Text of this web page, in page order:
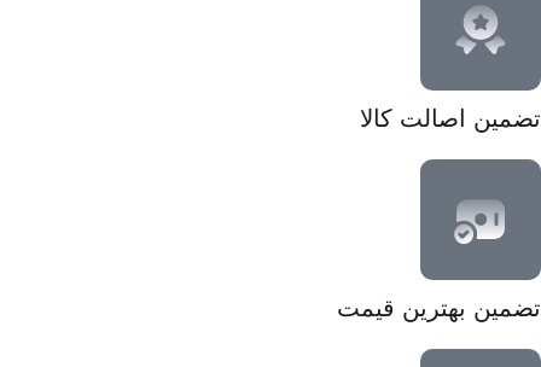
تضمین اصالت کالا
تضمین بهترین قیمت